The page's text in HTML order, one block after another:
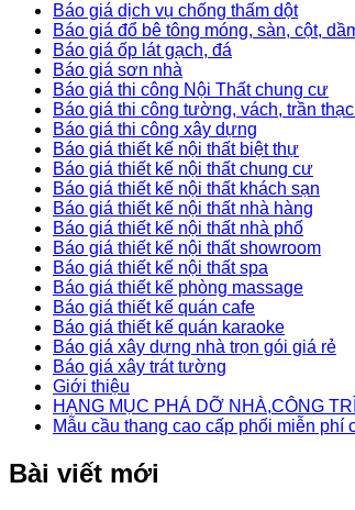
Báo giá dịch vụ chống thấm dột
Báo giá đổ bê tông móng, sàn, cột,
Báo giá ốp lát gạch, đá
Báo giá sơn nhà
Báo giá thi công Nội Thất chung cư
Báo giá thi công tường, vách, trần
Báo giá thi công xây dựng
Báo giá thiết kế nội thất biệt thự
Báo giá thiết kế nội thất chung cư
Báo giá thiết kế nội thất khách sạn
Báo giá thiết kế nội thất nhà hàng
Báo giá thiết kế nội thất nhà phố
Báo giá thiết kế nội thất showroom
Báo giá thiết kế nội thất spa
Báo giá thiết kế phòng massage
Báo giá thiết kế quán cafe
Báo giá thiết kế quán karaoke
Báo giá xây dựng nhà trọn gói giá rẻ
Báo giá xây trát tường
Giới thiệu
HẠNG MỤC PHÁ DỠ NHÀ,CÔNG
Mẫu cầu thang cao cấp phối miễn phí
Bài viết mới